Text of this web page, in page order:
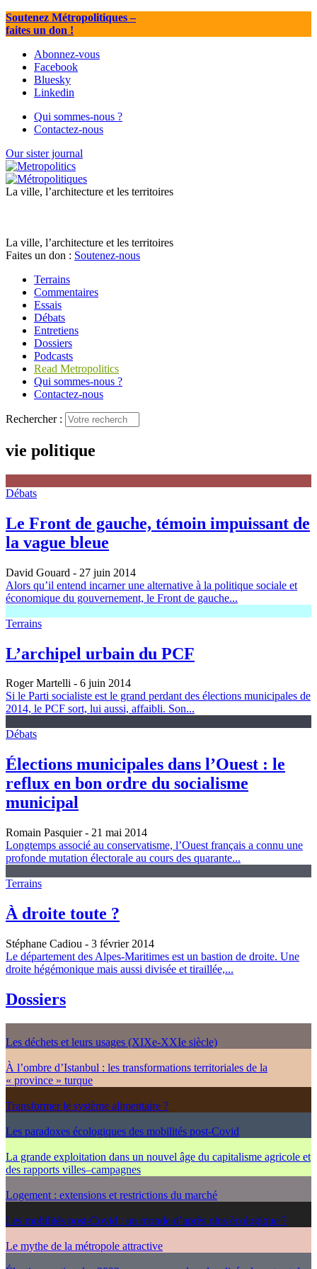
Soutenez Métropolitiques–
faites un don !
Abonnez-vous
Facebook
Bluesky
Linkedin
Qui sommes-nous ?
Contactez-nous
Our sister journal
La ville, l’architecture et les territoires
La ville, l’architecture et les territoires
Faites un don : Soutenez-nous
Terrains
Commentaires
Essais
Débats
Entretiens
Dossiers
Podcasts
Read Metropolitics
Qui sommes-nous ?
Contactez-nous
Rechercher :
vie politique
Débats
Le Front de gauche, témoin impuissant de
la vague bleue
David Gouard - 27 juin 2014
Alors qu’il entend incarner une alternative à la politique sociale et
économique du gouvernement, le Front de gauche...
Terrains
L’archipel urbain du PCF
Roger Martelli - 6 juin 2014
Si le Parti socialiste est le grand perdant des élections municipales de
2014, le PCF sort, lui aussi, affaibli. Son...
Débats
Élections municipales dans l’Ouest : le
reflux en bon ordre du socialisme
municipal
Romain Pasquier- 21 mai 2014
Longtemps associé au conservatisme, l’Ouest français a connu une
profonde mutation électorale au cours des quarante...
Terrains
À droite toute ?
Stéphane Cadiou - 3 février 2014
Le département des Alpes-Maritimes est un bastion de droite. Une
droite hégémonique mais aussi divisée et tiraillée,...
Dossiers
Les déchets et leurs usages (XIXe-XXIe siècle)
À l’ombre d’Istanbul : les transformations territoriales de la
« province » turque
Transformer le système alimentaire ?
Les paradoxes écologiques des mobilités post-Covid
La grande exploitation dans un nouvel âge du capitalisme agricole et
des rapports villes–campagnes
Logement : extensions et restrictions du marché
Les mobilités post-Covid : un monde d’après plus écologique ?
Le mythe de la métropole attractive